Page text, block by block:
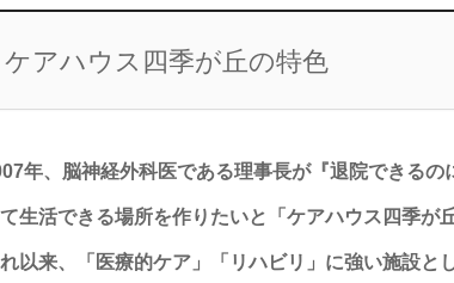
ケアハウス四季が丘の特色
年、脳神経外科医である理事長が『退院できる
生活できる場所を作りたいと「ケアハウス四季が
以来、「医療的ケア」「リハビリ」に強い施設と